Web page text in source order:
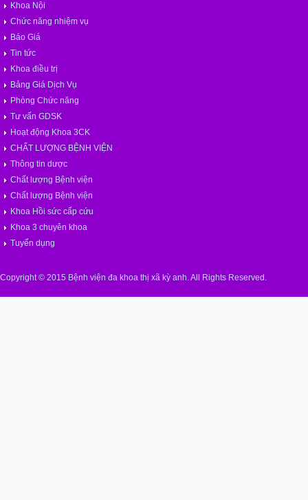
Khoa Nội
Chức năng nhiệm vụ
Báo Giá
Tin tức
Khoa điều trị
Bảng Giá Dịch Vụ
Phòng Chức năng
Tư vấn GDSK
Hoạt động Khoa 3CK
CHẤT LƯỢNG BỆNH VIỆN
Thông tin dược
Chất lượng Bệnh viện
Chất lượng Bệnh viện
Khoa Hồi sức cấp cứu
Khoa 3 chuyên khoa
Tuyển dụng
Copyright © 2015 Bệnh viện đa khoa thị xã kỳ anh. All Rights Reserved.